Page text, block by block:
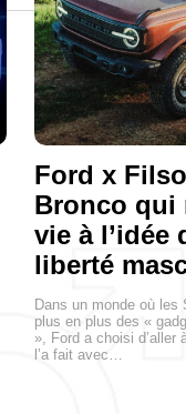
Ford x
Bronco qui
vie à l’idée
liberté
Dans un monde où les
plus en plus des «
», Ford a choisi d’aller
l’a fait avec…